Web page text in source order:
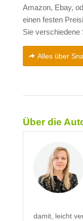
Amazon, Ebay,
einen festen
Sie verschiedene
Alles über
Über die
damit, leicht